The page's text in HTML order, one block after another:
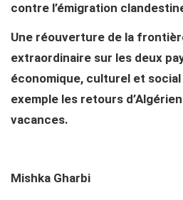
contre l’émigration
Une réouverture de la
extraordinaire sur les deux
économique, culturel et
exemple les retours
vacances.
Mishka Gharbi